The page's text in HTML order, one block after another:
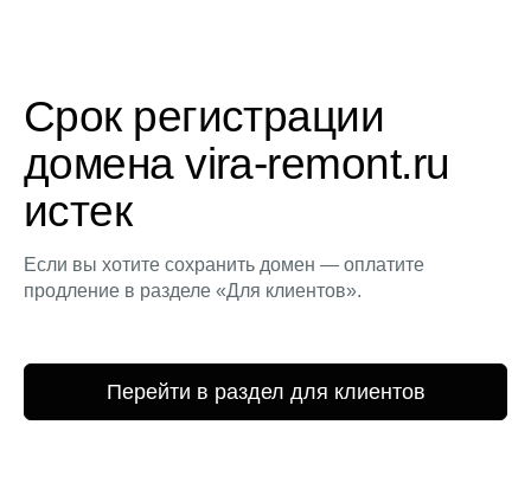
Срок регистрации
домена vira-remont.ru
истек
Если вы хотите сохранить домен — оплатите
продление в разделе «Для клиентов».
Перейти в раздел для клиентов